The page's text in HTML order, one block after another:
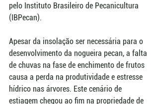
pelo Instituto Brasileiro de Pecanicultura
(IBPecan).
Apesar da insolação ser necessária para o
desenvolvimento da nogueira pecan, a falta
de chuvas na fase de enchimento de frutos
causa a perda na produtividade e estresse
hídrico nas árvores. Este cenário de
estiagem chegou ao fim na propriedade de